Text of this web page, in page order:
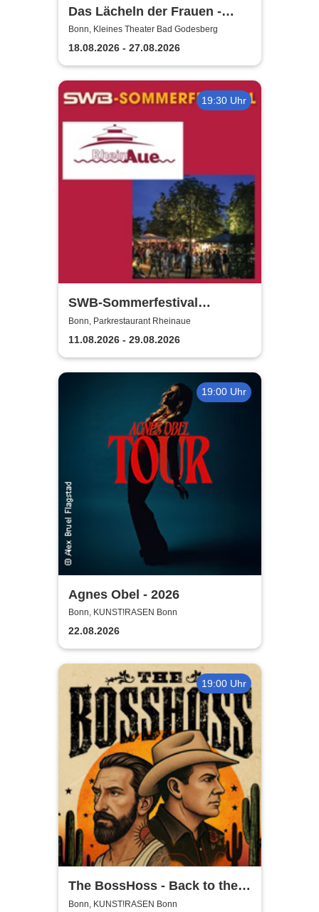
Das Lächeln der Frauen -
kleines theater Bad
Godesberg
Bonn, Kleines Theater Bad Godesberg
18.08.2026 - 27.08.2026
19:30 Uhr
SWB-Sommerfestival
Rheinaue
Bonn, Parkrestaurant Rheinaue
11.08.2026 - 29.08.2026
19:00 Uhr
Agnes Obel - 2026
Bonn, KUNST!RASEN Bonn
22.08.2026
19:00 Uhr
The BossHoss - Back to the
Boots - LIVE - Summer 2026
Bonn, KUNST!RASEN Bonn